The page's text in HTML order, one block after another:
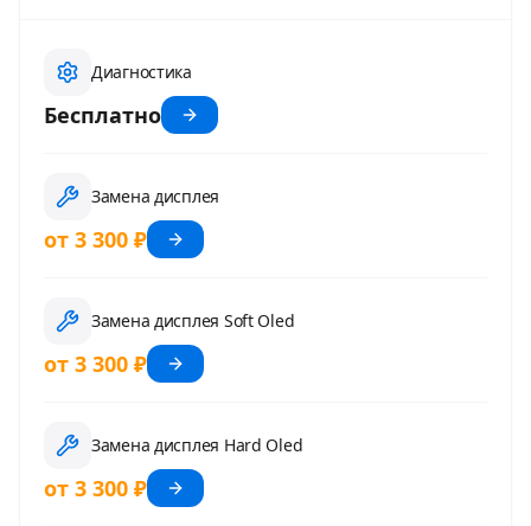
Диагностика
Бесплатно
Замена дисплея
от 3 300 ₽
Замена дисплея Soft Oled
от 3 300 ₽
Замена дисплея Hard Oled
от 3 300 ₽